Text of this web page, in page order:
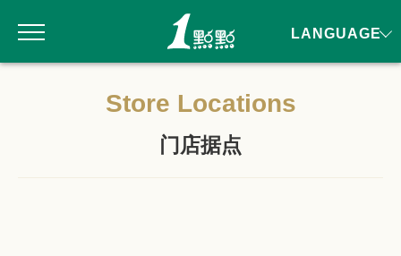
Store Locations
门店据点
LANGUAGE